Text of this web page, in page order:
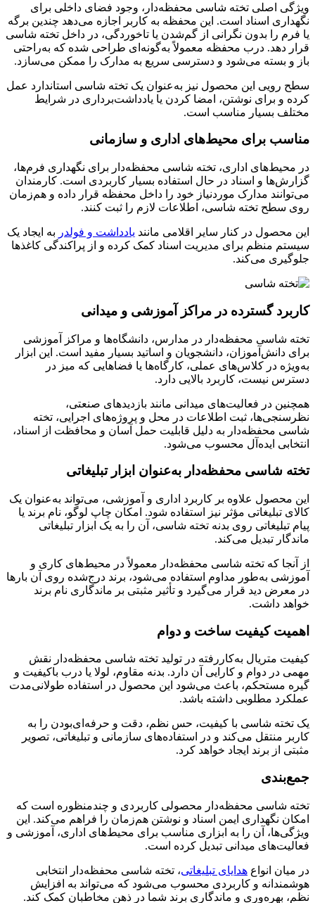
ویژگی اصلی تخته شاسی محفظه‌دار، وجود فضای داخلی برای
نگهداری اسناد است. این محفظه به کاربر اجازه می‌دهد چندین برگه
یا فرم را بدون نگرانی از گم‌شدن یا تاخوردگی، در داخل تخته شاسی
قرار دهد. درب محفظه معمولاً به‌گونه‌ای طراحی شده که به‌راحتی
باز و بسته می‌شود و دسترسی سریع به مدارک را ممکن می‌سازد.
سطح رویی این محصول نیز به‌عنوان یک تخته شاسی استاندارد عمل
کرده و برای نوشتن، امضا کردن یا یادداشت‌برداری در شرایط
مختلف بسیار مناسب است.
مناسب برای محیط‌های اداری و سازمانی
در محیط‌های اداری، تخته شاسی محفظه‌دار برای نگهداری فرم‌ها،
گزارش‌ها و اسناد در حال استفاده بسیار کاربردی است. کارمندان
می‌توانند مدارک موردنیاز خود را داخل محفظه قرار داده و هم‌زمان
روی سطح تخته شاسی، اطلاعات لازم را ثبت کنند.
این محصول در کنار سایر اقلامی مانند یادداشت و فولدر به ایجاد یک
سیستم منظم برای مدیریت اسناد کمک کرده و از پراکندگی کاغذها
جلوگیری می‌کند.
کاربرد گسترده در مراکز آموزشی و میدانی
تخته شاسی محفظه‌دار در مدارس، دانشگاه‌ها و مراکز آموزشی
برای دانش‌آموزان، دانشجویان و اساتید بسیار مفید است. این ابزار
به‌ویژه در کلاس‌های عملی، کارگاه‌ها یا فضاهایی که میز در
دسترس نیست، کاربرد بالایی دارد.
همچنین در فعالیت‌های میدانی مانند بازدیدهای صنعتی،
نظرسنجی‌ها، ثبت اطلاعات در محل و پروژه‌های اجرایی، تخته
شاسی محفظه‌دار به دلیل قابلیت حمل آسان و محافظت از اسناد،
انتخابی ایده‌آل محسوب می‌شود.
تخته شاسی محفظه‌دار به‌عنوان ابزار تبلیغاتی
این محصول علاوه بر کاربرد اداری و آموزشی، می‌تواند به‌عنوان یک
کالای تبلیغاتی مؤثر نیز استفاده شود. امکان چاپ لوگو، نام برند یا
پیام تبلیغاتی روی بدنه تخته شاسی، آن را به یک ابزار تبلیغاتی
ماندگار تبدیل می‌کند.
از آنجا که تخته شاسی محفظه‌دار معمولاً در محیط‌های کاری و
آموزشی به‌طور مداوم استفاده می‌شود، برند درج‌شده روی آن بارها
در معرض دید قرار می‌گیرد و تأثیر مثبتی بر ماندگاری نام برند
خواهد داشت.
اهمیت کیفیت ساخت و دوام
کیفیت متریال به‌کاررفته در تولید تخته شاسی محفظه‌دار نقش
مهمی در دوام و کارایی آن دارد. بدنه مقاوم، لولا یا درب باکیفیت و
گیره مستحکم، باعث می‌شود این محصول در استفاده طولانی‌مدت
عملکرد مطلوبی داشته باشد.
یک تخته شاسی با کیفیت، حس نظم، دقت و حرفه‌ای‌بودن را به
کاربر منتقل می‌کند و در استفاده‌های سازمانی و تبلیغاتی، تصویر
مثبتی از برند ایجاد خواهد کرد.
جمع‌بندی
تخته شاسی محفظه‌دار محصولی کاربردی و چندمنظوره است که
امکان نگهداری ایمن اسناد و نوشتن هم‌زمان را فراهم می‌کند. این
ویژگی‌ها، آن را به ابزاری مناسب برای محیط‌های اداری، آموزشی و
فعالیت‌های میدانی تبدیل کرده است.
در میان انواع هدایای تبلیغاتی، تخته شاسی محفظه‌دار انتخابی
هوشمندانه و کاربردی محسوب می‌شود که می‌تواند به افزایش
نظم، بهره‌وری و ماندگاری برند شما در ذهن مخاطبان کمک کند.